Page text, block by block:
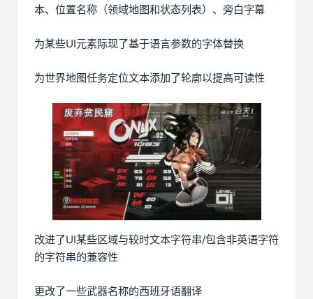
本、位置名称（领域地图和状态列表）、旁白字幕
为某些UI元素际现了基于语言参数的字体替换
为世界地图任务定位文本添加了轮廓以提高可读性
改进了UI某些区域与较时文本字符串/包含非英语字符
的字符串的兼容性
更改了一些武器名称的西班牙语翻译